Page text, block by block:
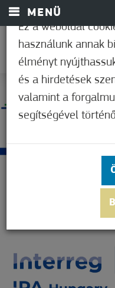
MENÜ
Ez a weboldal
használunk annak
élményt
és a hirdetések
valamint a
segítségével